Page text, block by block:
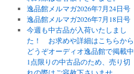
逸品館メルマガ2026年7月24日号
逸品館メルマガ2026年7月18日号
今週も中古品が入荷いたしまし
た！ お求めや詳細はこちらから
どうぞオーディオ逸品館で掲載中
1点限りの中古品のため、売り切